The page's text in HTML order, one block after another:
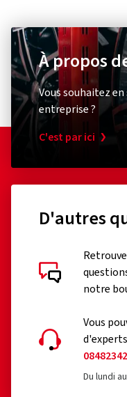
À propos
Vous souhaitez
entreprise ?
C'est par ici
D'autres
notre
Vous
Du lundi